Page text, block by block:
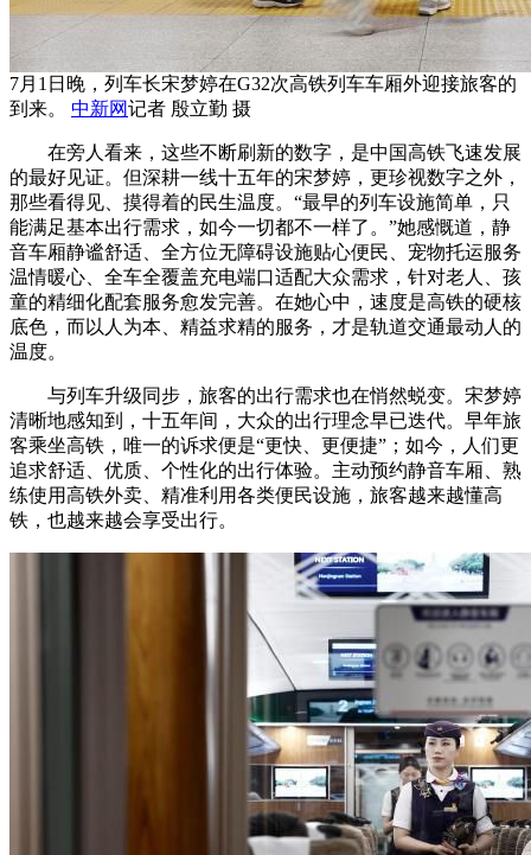
7月1日晚，列车长宋梦婷在G32次高铁列车车厢外迎接旅客的
到来。 中新网记者 殷立勤 摄
在旁人看来，这些不断刷新的数字，是中国高铁飞速发展
的最好见证。但深耕一线十五年的宋梦婷，更珍视数字之外，
那些看得见、摸得着的民生温度。“最早的列车设施简单，只
能满足基本出行需求，如今一切都不一样了。”她感慨道，静
音车厢静谧舒适、全方位无障碍设施贴心便民、宠物托运服务
温情暖心、全车全覆盖充电端口适配大众需求，针对老人、孩
童的精细化配套服务愈发完善。在她心中，速度是高铁的硬核
底色，而以人为本、精益求精的服务，才是轨道交通最动人的
温度。
与列车升级同步，旅客的出行需求也在悄然蜕变。宋梦婷
清晰地感知到，十五年间，大众的出行理念早已迭代。早年旅
客乘坐高铁，唯一的诉求便是“更快、更便捷”；如今，人们更
追求舒适、优质、个性化的出行体验。主动预约静音车厢、熟
练使用高铁外卖、精准利用各类便民设施，旅客越来越懂高
铁，也越来越会享受出行。